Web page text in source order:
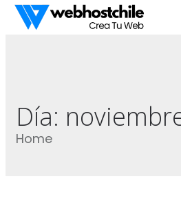
Día:
Home